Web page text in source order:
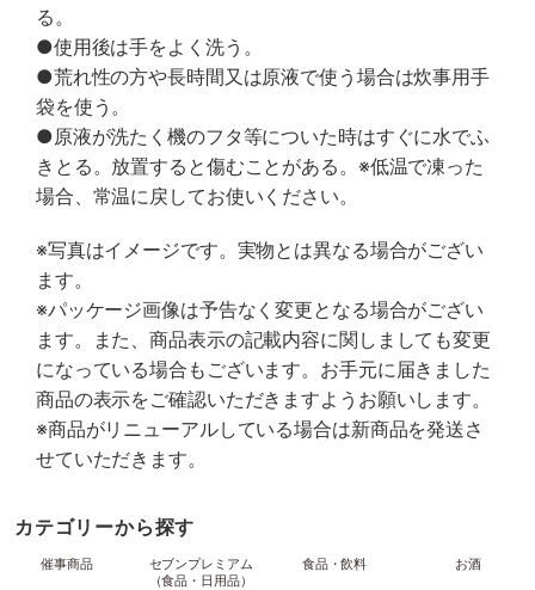
る。
●使用後は手をよく洗う。
●荒れ性の方や長時間又は原液で使う場合は炊事用手
袋を使う。
●原液が洗たく機のフタ等についた時はすぐに水でふ
きとる。放置すると傷むことがある。※低温で凍った
場合、常温に戻してお使いください。
※写真はイメージです。実物とは異なる場合がござい
ます。
※パッケージ画像は予告なく変更となる場合がござい
ます。また、商品表示の記載内容に関しましても変更
になっている場合もございます。お手元に届きました
商品の表示をご確認いただきますようお願いします。
※商品がリニューアルしている場合は新商品を発送さ
せていただきます。
カテゴリーから探す
催事商品
セブンプレミアム
（食品・日用品）
食品・飲料 お酒